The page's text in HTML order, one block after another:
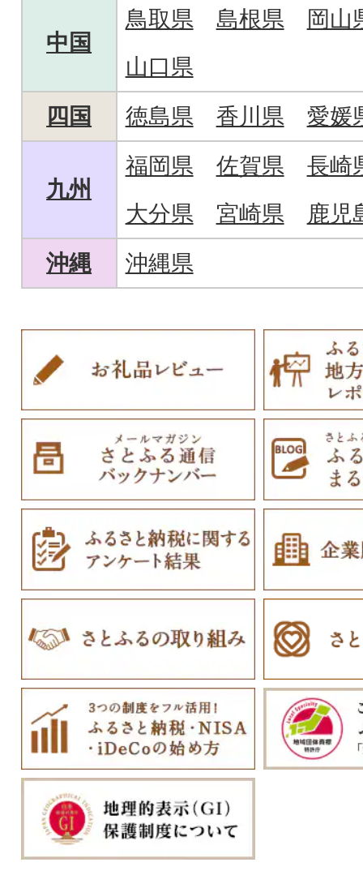
中国
鳥取県 島根県
岡山
山口県
四国
徳島県 香川県 愛媛
九州
福岡県 佐賀県
長崎
大分県
宮崎県
鹿児
沖縄
沖縄県